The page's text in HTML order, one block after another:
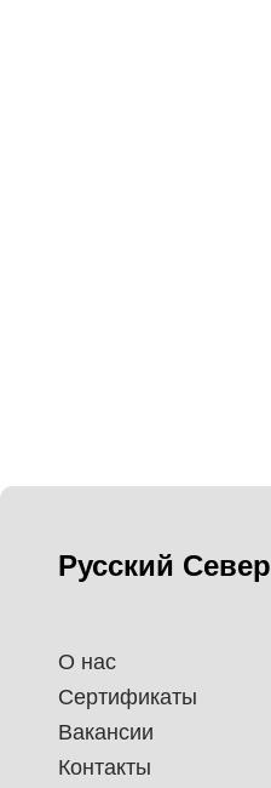
Русский Север
О нас
Сертификаты
Вакансии
Контакты